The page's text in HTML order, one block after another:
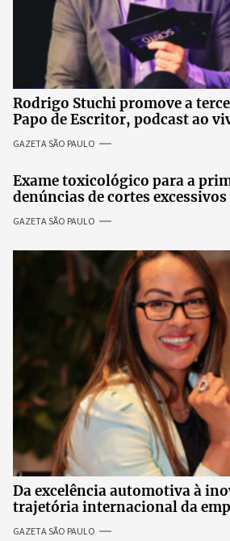
Rodrigo Stuchi promove a
Papo de Escritor, podcast ao
especialistas para discutir
prosperidade.
GAZETA SÃO PAULO
Exame toxicológico para a
denúncias de cortes excessivos
revolta entre candidatas
GAZETA SÃO PAULO
Da excelência automotiva à
trajetória internacional da
GAZETA SÃO PAULO